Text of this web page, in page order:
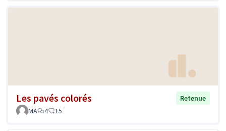
Les pavés colorés
Retenue
MA
4 15